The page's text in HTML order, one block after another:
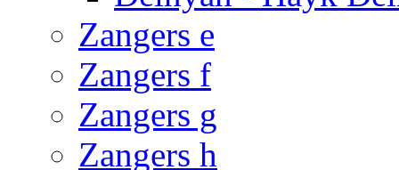
Zangers e
Zangers f
Zangers g
Zangers h